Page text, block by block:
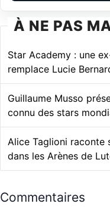
À NE PAS
Star Academy : une
remplace Lucie
Guillaume Musso
connu des stars
Alice Taglioni raconte
dans les Arènes de
Commentaires